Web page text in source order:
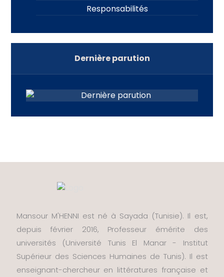
Responsabilités
Dernière parution
Mansour M'HENNI est né à Sayada (Tunisie). Il est,
depuis février 2016, Professeur émérite des
universités (Université Tunis El Manar - Institut
Supérieur des Sciences Humaines de Tunis). Il est
enseignant-chercheur en littératures française et